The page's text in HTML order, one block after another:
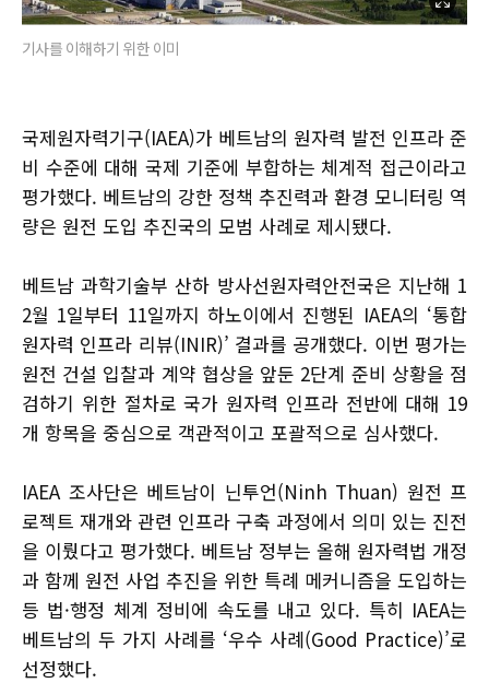
기사를 이해하기 위한 이미
국제원자력기구(IAEA)가 베트남의 원자력 발전 인프라 준
비 수준에 대해 국제 기준에 부합하는 체계적 접근이라고
평가했다. 베트남의 강한 정책 추진력과 환경 모니터링 역
량은 원전 도입 추진국의 모범 사례로 제시됐다.
베트남 과학기술부 산하 방사선원자력안전국은 지난해 1
2월 1일부터 11일까지 하노이에서 진행된 IAEA의 ‘통합
원자력 인프라 리뷰(INIR)’ 결과를 공개했다. 이번 평가는
원전 건설 입찰과 계약 협상을 앞둔 2단계 준비 상황을 점
검하기 위한 절차로 국가 원자력 인프라 전반에 대해 19
개 항목을 중심으로 객관적이고 포괄적으로 심사했다.
IAEA 조사단은 베트남이 닌투언(Ninh Thuan) 원전 프
로젝트 재개와 관련 인프라 구축 과정에서 의미 있는 진전
을 이뤘다고 평가했다. 베트남 정부는 올해 원자력법 개정
과 함께 원전 사업 추진을 위한 특례 메커니즘을 도입하는
등 법·행정 체계 정비에 속도를 내고 있다. 특히 IAEA는
베트남의 두 가지 사례를 ‘우수 사례(Good Practice)’로
선정했다.